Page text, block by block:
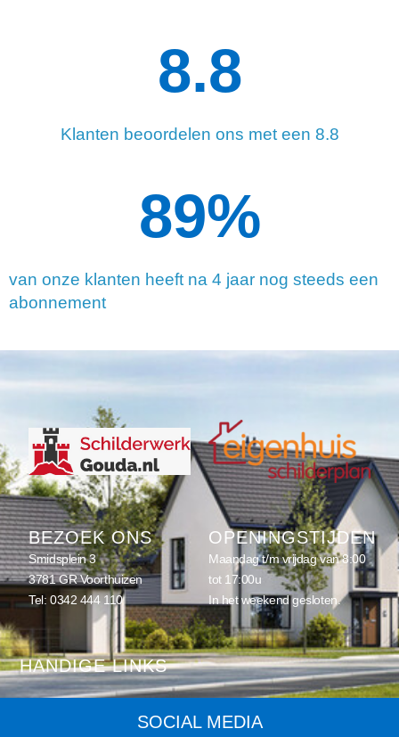
Klanten beoordelen ons met een 8.8
8.8
van onze klanten heeft na 4 jaar nog steeds een
abonnement
90%
BEZOEK ONS
Smidsplein 3
3781 GR Voorthuizen
Tel:0342 444 110
OPENINGSTIJDEN
Maandag t/m vrijdag van 8:00
tot 17:00u
In het weekend gesloten.
HANDIGE LINKS
SOCIAL MEDIA